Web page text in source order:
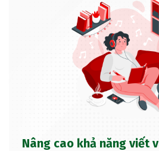
Nâng cao khả năng viết